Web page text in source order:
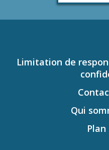
Limitation de
Qui